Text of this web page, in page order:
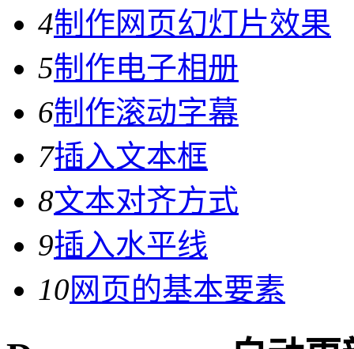
4制作网页幻灯片效果
5制作电子相册
6制作滚动字幕
7插入文本框
8文本对齐方式
9插入水平线
10网页的基本要素